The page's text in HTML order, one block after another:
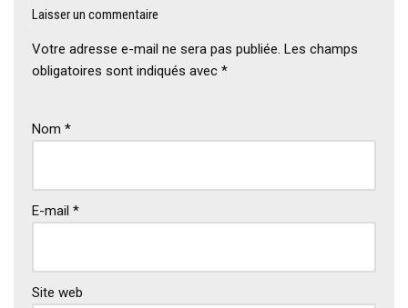
Laisser un commentaire
Votre adresse e-mail ne sera pas publiée. Les champs
obligatoires sont indiqués avec *
Nom *
E-mail *
Site web